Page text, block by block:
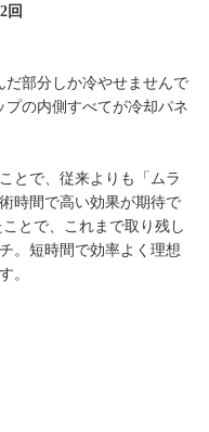
回
だ部分しか冷やせませんで
プの内側すべてが冷却パネ
とで、従来よりも「ムラ
時間で高い効果が期待で
とで、これまで取り残し
。短時間で効率よく理想
。